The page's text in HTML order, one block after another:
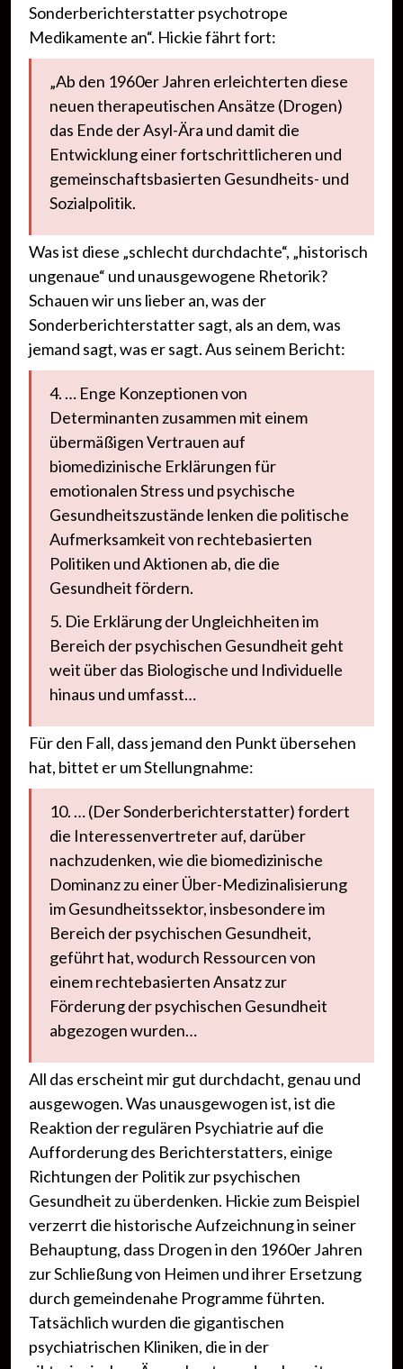
Sonderberichterstatter psychotrope
Medikamente an“. Hickie fährt fort:
„Ab den 1960er Jahren erleichterten diese
neuen therapeutischen Ansätze (Drogen)
das Ende der Asyl-Ära und damit die
Entwicklung einer fortschrittlicheren und
gemeinschaftsbasierten Gesundheits- und
Sozialpolitik.
Was ist diese „schlecht durchdachte“, „historisch
ungenaue“ und unausgewogene Rhetorik?
Schauen wir uns lieber an, was der
Sonderberichterstatter sagt, als an dem, was
jemand sagt, was er sagt. Aus seinem Bericht:
4. … Enge Konzeptionen von
Determinanten zusammen mit einem
übermäßigen Vertrauen auf
biomedizinische Erklärungen für
emotionalen Stress und psychische
Gesundheitszustände lenken die politische
Aufmerksamkeit von rechtebasierten
Politiken und Aktionen ab, die die
Gesundheit fördern.
5. Die Erklärung der Ungleichheiten im
Bereich der psychischen Gesundheit geht
weit über das Biologische und Individuelle
hinaus und umfasst…
Für den Fall, dass jemand den Punkt übersehen
hat, bittet er um Stellungnahme:
10. … (Der Sonderberichterstatter) fordert
die Interessenvertreter auf, darüber
nachzudenken, wie die biomedizinische
Dominanz zu einer Über-Medizinalisierung
im Gesundheitssektor, insbesondere im
Bereich der psychischen Gesundheit,
geführt hat, wodurch Ressourcen von
einem rechtebasierten Ansatz zur
Förderung der psychischen Gesundheit
abgezogen wurden…
All das erscheint mir gut durchdacht, genau und
ausgewogen. Was unausgewogen ist, ist die
Reaktion der regulären Psychiatrie auf die
Aufforderung des Berichterstatters, einige
Richtungen der Politik zur psychischen
Gesundheit zu überdenken. Hickie zum Beispiel
verzerrt die historische Aufzeichnung in seiner
Behauptung, dass Drogen in den 1960er Jahren
zur Schließung von Heimen und ihrer Ersetzung
durch gemeindenahe Programme führten.
Tatsächlich wurden die gigantischen
psychiatrischen Kliniken, die in der